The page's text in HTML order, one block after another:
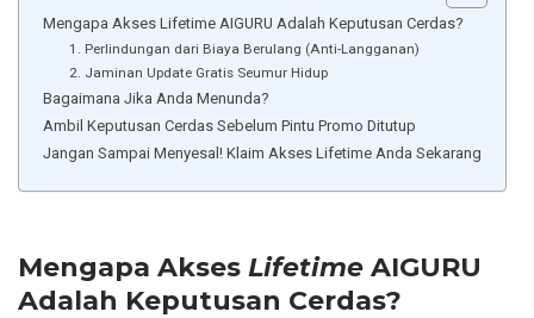
Mengapa Akses Lifetime AIGURU Adalah Keputusan Cerdas?
1. Perlindungan dari Biaya Berulang (Anti-Langganan)
2. Jaminan Update Gratis Seumur Hidup
Bagaimana Jika Anda Menunda?
Ambil Keputusan Cerdas Sebelum Pintu Promo Ditutup
Jangan Sampai Menyesal! Klaim Akses Lifetime Anda Sekarang
Mengapa Akses Lifetime AIGURU
Adalah Keputusan Cerdas?